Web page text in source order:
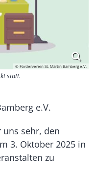
© Förderverein St. Martin Bamberg e.V.
statt.
e.V.
uns sehr, den
3. Oktober 2025 in
zu